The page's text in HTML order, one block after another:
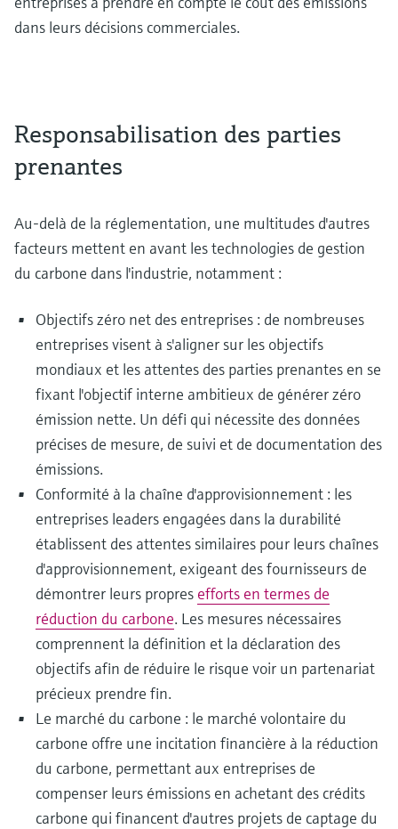
dans leurs décisions commerciales.
Responsabilisation des parties
prenantes
Au-delà de la réglementation, une multitudes d'autres
facteurs mettent en avant les technologies de gestion
du carbone dans l'industrie, notamment :
Objectifs zéro net des entreprises : de nombreuses
entreprises visent à s'aligner sur les objectifs
mondiaux et les attentes des parties prenantes en se
fixant l'objectif interne ambitieux de générer zéro
émission nette. Un défi qui nécessite des données
précises de mesure, de suivi et de documentation des
émissions.
Conformité à la chaîne d'approvisionnement : les
entreprises leaders engagées dans la durabilité
établissent des attentes similaires pour leurs chaînes
d'approvisionnement, exigeant des fournisseurs de
démontrer leurs propres efforts en termes de
réduction du carbone. Les mesures nécessaires
comprennent la définition et la déclaration des
objectifs afin de réduire le risque voir un partenariat
précieux prendre fin.
Le marché du carbone : le marché volontaire du
carbone offre une incitation financière à la réduction
du carbone, permettant aux entreprises de
compenser leurs émissions en achetant des crédits
carbone qui financent d'autres projets de captage du